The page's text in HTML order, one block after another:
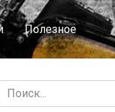
Полезное
Search